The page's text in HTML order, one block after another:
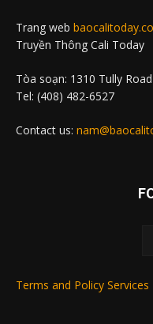
Trang web
Truyền Thông Cali Today
Tòa soạn: 1310 Tully
Tel: (408) 482-6527
Contact us:
Terms and Policy Services